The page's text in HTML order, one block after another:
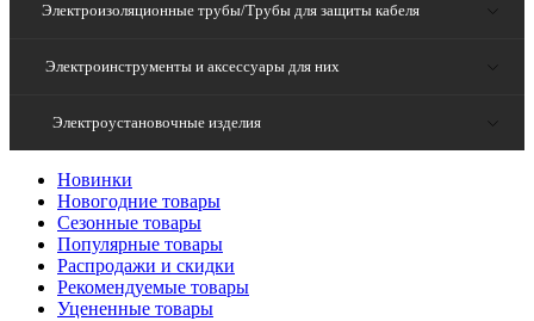
Электроизоляционные трубы/Трубы для защиты кабеля
Электроинструменты и аксессуары для них
Электроустановочные изделия
Новинки
Новогодние товары
Сезонные товары
Популярные товары
Распродажи и скидки
Рекомендуемые товары
Уцененные товары